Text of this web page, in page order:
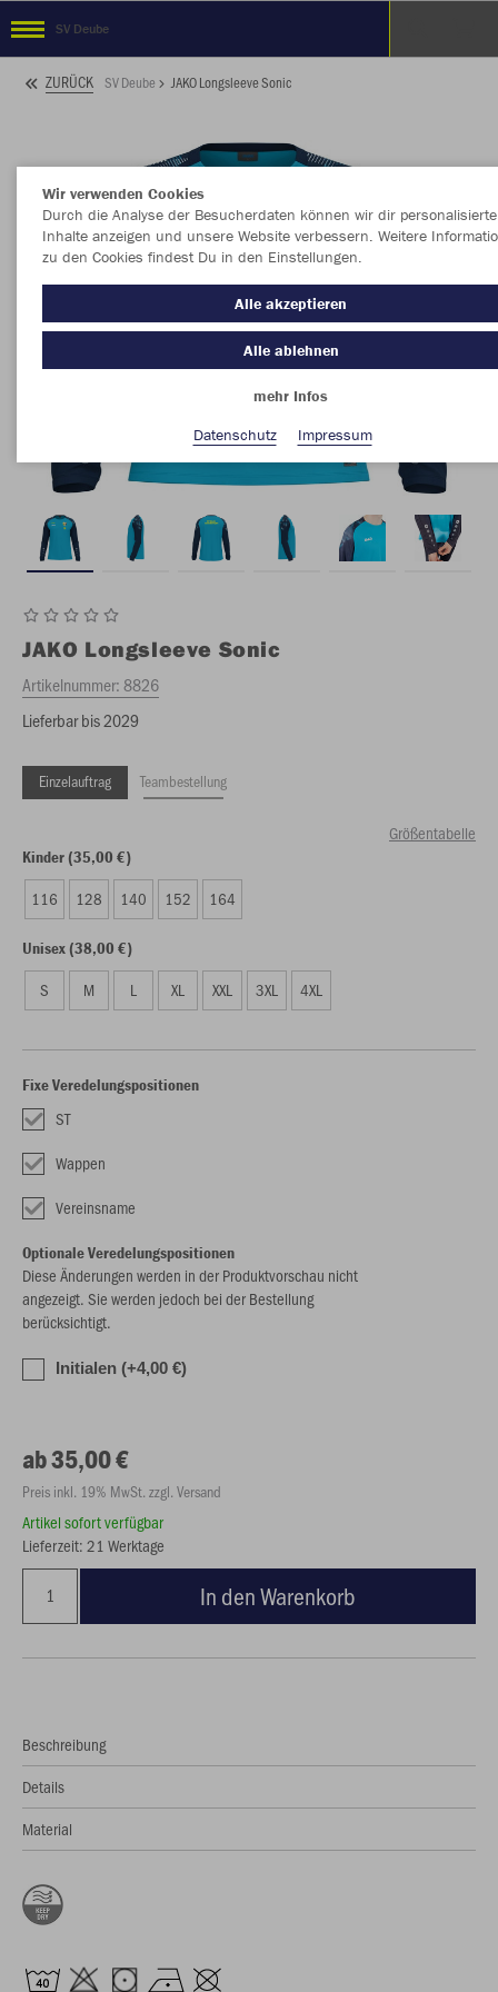
SV Deube
ZURÜCK SV Deube JAKO Longsleeve Sonic
JAKO Longsleeve Sonic
Artikelnummer:8826
Lieferbar bis 2029
Einzelauftrag Teambestellung
Größentabelle
Kinder (35,00 €)
116 128 140 152 164
Unisex (38,00 €)
S M L XL XXL 3XL 4XL
Fixe Veredelungspositionen
ST
Wappen
Vereinsname
Optionale Veredelungspositionen
Diese Änderungen werden in der Produktvorschau nicht
angezeigt. Sie werden jedoch bei der Bestellung
berücksichtigt.
Initialen (+4,00 €)
ab 35,00 €
Preis inkl. 19% MwSt. zzgl. Versand
Artikel sofort verfügbar
Lieferzeit: 21 Werktage
In den Warenkorb
Beschreibung
Details
Material
Wir verwenden Cookies
Durch die Analyse der Besucherdaten können wir dir personalisierte
Inhalte anzeigen und unsere Website verbessern. Weitere
zu den Cookies findest Du in den Einstellungen.
Alle akzeptieren
Alle ablehnen
mehr Infos
Datenschutz
Impressum